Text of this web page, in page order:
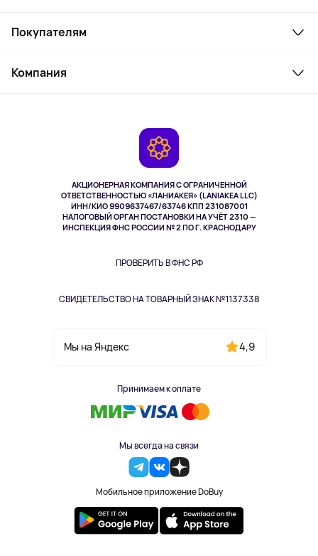
АКЦИОНЕРНАЯ КОМПАНИЯ С ОГРАНИЧЕННОЙ
ОТВЕТСТВЕННОСТЬЮ «ЛАНИАКЕЯ» (LANIAKEA LLC)
ИНН/КИО 9909637467/63746 КПП 231087001
НАЛОГОВЫЙ ОРГАН ПОСТАНОВКИ НА УЧЁТ 2310 —
ИНСПЕКЦИЯ ФНС РОССИИ № 2 ПО Г. КРАСНОДАРУ
ПРОВЕРИТЬ В ФНС РФ
СВИДЕТЕЛЬСТВО НА ТОВАРНЫЙ ЗНАК №1137338
Мы на Яндекс 4,9
Принимаем к оплате
Мы всегда на связи
Мобильное приложение DoBuy
Ноутбуки, мониторы, VR
Косметика и уход
Здоровье питомцев
Одежда и аксессуары
Покупателям
Как заказать
Компания